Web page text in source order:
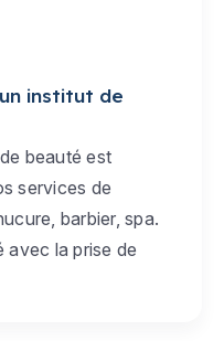
institut de
beauté est
services de
barbier, spa.
avec la prise de